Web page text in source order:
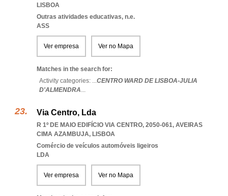
LISBOA
Outras atividades educativas, n.e.
ASS
Ver empresa Ver no Mapa
Matches in the search for:
Activity categories: ...CENTRO WARD DE LISBOA-JULIA
D'ALMENDRA...
Via Centro, Lda
R 1º DE MAIO EDIFÍCIO VIA CENTRO, 2050-061, AVEIRAS
CIMA AZAMBUJA, LISBOA
Comércio de veículos automóveis ligeiros
LDA
Ver empresa Ver no Mapa